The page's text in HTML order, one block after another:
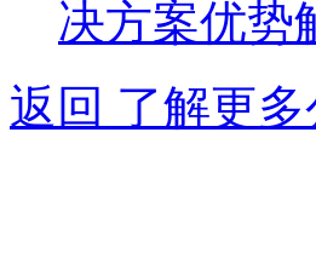
决方案优势
返回 了解更